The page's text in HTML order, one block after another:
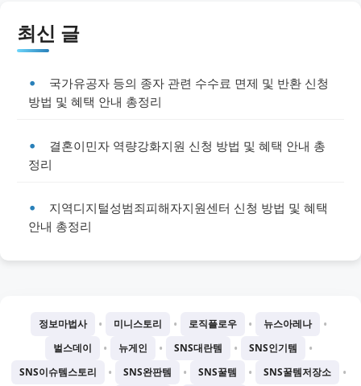
최신 글
국가유공자 등의 종자 관련 수수료 면제 및 반환 신청
방법 및 혜택 안내 총정리
결혼이민자 역량강화지원 신청 방법 및 혜택 안내 총
정리
지역디지털성범죄피해자지원센터 신청 방법 및 혜택
안내 총정리
정보마법사 • 미니스토리 • 로직플로우 • 뉴스아레나 •
벌스데이 • 뉴게인 • SNS대란템 • SNS인기템 •
SNS이슈템스토리 • SNS완판템 • SNS꿀템 • SNS꿀템저장소 •